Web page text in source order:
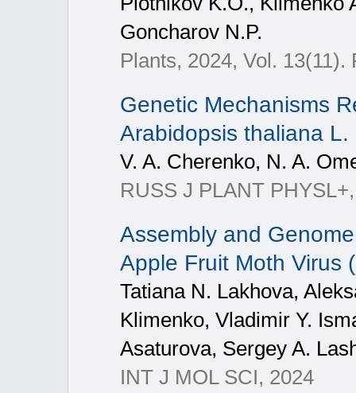
Goncharov N.P.
Plants, 2024, Vol. 13(11).
Genetic Mechanisms
Arabidopsis thaliana L.
V. A. Cherenko, N. A.
RUSS J PLANT
Assembly and
Apple Fruit Moth Virus
Tatiana N. Lakhova,
Klimenko, Vladimir Y.
Asaturova, Sergey A.
INT J MOL SCI, 2024